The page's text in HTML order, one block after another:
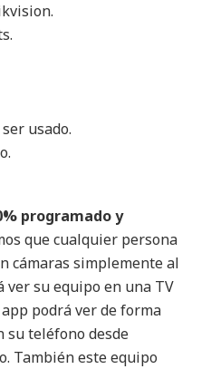
usado.
programado y
que cualquier persona
cámaras simplemente al
ver su equipo en una TV
podrá ver de forma
su teléfono desde
También este equipo